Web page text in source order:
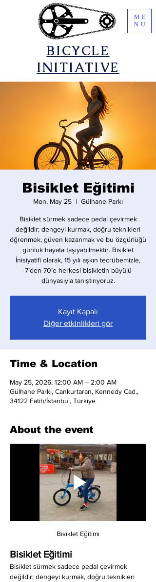
​BICYCLE
INITIATIVE
ME
NU
Bisiklet Eğitimi
Mon, May 25
  |
Gülhane Parkı
Bisiklet sürmek sadece pedal çevirmek
değildir; dengeyi kurmak, doğru teknikleri
öğrenmek, güven kazanmak ve bu özgürlüğü
günlük hayata taşıyabilmektir. Bisiklet
İnisiyatifi olarak, 15 yılı aşkın tecrübemizle,
7’den 70’e herkesi bisikletin büyülü
dünyasıyla tanıştırıyoruz.
Kayıt Kapalı
Diğer etkinlikleri gör
Time & Location
May 25, 2026, 12:00 AM – 2:00 AM
Gülhane Parkı, Cankurtaran, Kennedy Cad.,
34122 Fatih/İstanbul, Türkiye
About the event
Bisiklet Eğitimi
Bisiklet Eğitimi
Bisiklet sürmek sadece pedal çevirmek
değildir; dengeyi kurmak, doğru teknikleri